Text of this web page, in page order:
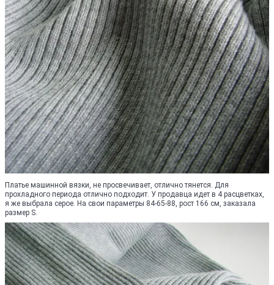
Платье машинной вязки, не просвечивает, отлично тянется. Для
прохладного периода отлично подходит. У продавца идет в 4 расцветках,
я же выбрала серое. На свои параметры 84-65-88, рост 166 см, заказала
размер S.